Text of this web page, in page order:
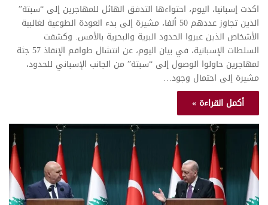
اكدت إسبانيا، اليوم، احتواءها التدفق الهائل للمهاجرين إلى “سبتة”
الذين تجاوز عددهم 50 ألفا، مشيرة إلى بدء العودة الطوعية لغالبية
الأشخاص الذين ‌عبروا الحدود البرية والبحرية بالأمس. وكشفت
السلطات الإسبانية، في بيان اليوم، عن انتشال طواقم الإنقاذ 57 جثة
لمهاجرين حاولوا الوصول إلى “سبتة” من الجانب ‌الإسباني للحدود،
مشيرة إلى احتمال وجود…
أكمل القراءة »